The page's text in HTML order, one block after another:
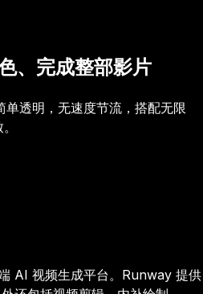
、完成整部影片
透明，无速度节流，搭配无限
AI 视频生成平台。Runway 提供